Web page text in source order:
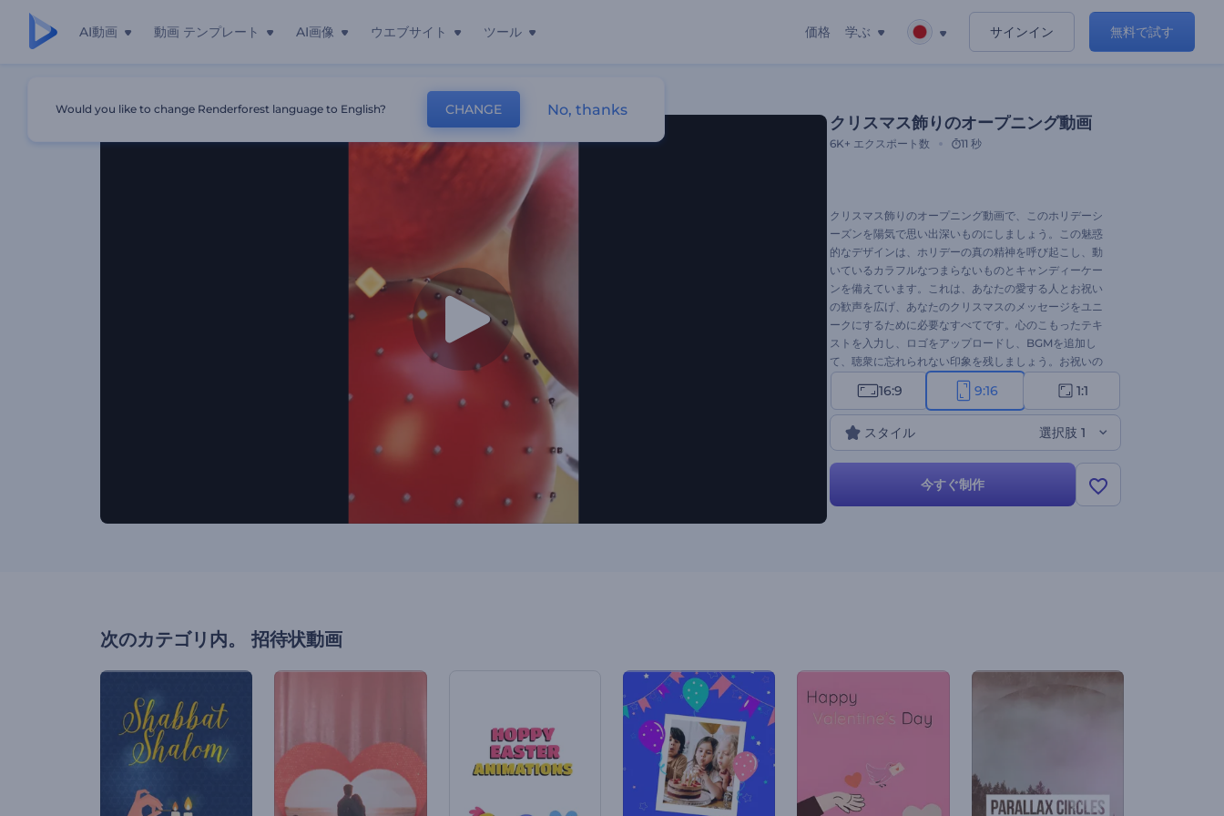
AI動画 動画 テンプレート AI画像 ウエブサイト ツール 価格 学ぶ サインイン 無料で試す
クリスマス飾りのオープニング動画
6K+ エクスポート数 11 秒
クリスマス飾りのオープニング動画で、このホリデーシ
ーズンを陽気で思い出深いものにしましょう。この魅惑
的なデザインは、ホリデーの真の精神を呼び起こし、動
いているカラフルなつまらないものとキャンディーケー
ンを備えています。これは、あなたの愛する人とお祝い
の歓声を広げ、あなたのクリスマスのメッセージをユニ
ークにするために必要なすべてです。心のこもったテキ
ストを入力し、ロゴをアップロードし、BGMを追加し
て、聴衆に忘れられない印象を残しましょう。お祝いの
イントロ、ビデオ挨拶、休日の招待状、または他の様々
なプロジェクトを作成したい場合でも、このテンプレー
トはあなたをカバーしています。今すぐ作りましょう！
16:9 9:16 1:1
スタイル 選択肢 1
今すぐ制作
次のカテゴリ内。 招待状動画
Would you like to change Renderforest language to English? CHANGE No, thanks